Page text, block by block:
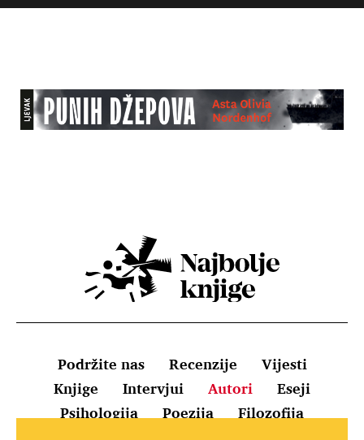
Podržite nas Recenzije
Vijesti
Knjige
Intervjui Autori
Eseji
Psihologija
Poezija Filozofija